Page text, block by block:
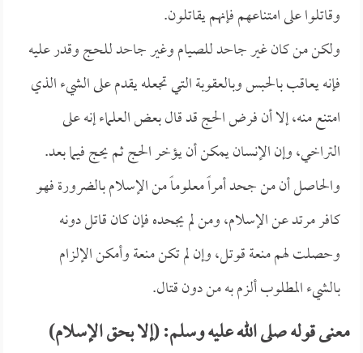
وقاتلوا على امتناعهم فإنهم يقاتلون.
ولكن من كان غير جاحد للصيام وغير جاحد للحج وقدر عليه
فإنه يعاقب بالحبس وبالعقوبة التي تجعله يقدم على الشيء الذي
امتنع منه، إلا أن فرض الحج قد قال بعض العلماء إنه على
التراخي، وإن الإنسان يمكن أن يؤخر الحج ثم يحج فيما بعد.
والحاصل أن من جحد أمراً معلوماً من الإسلام بالضرورة فهو
كافر مرتد عن الإسلام، ومن لم يجحده فإن كان قاتل دونه
وحصلت لهم منعة قوتل، وإن لم تكن منعة وأمكن الإلزام
بالشيء المطلوب ألزم به من دون قتال.
معنى قوله صلى الله عليه وسلم: (إلا بحق الإسلام)